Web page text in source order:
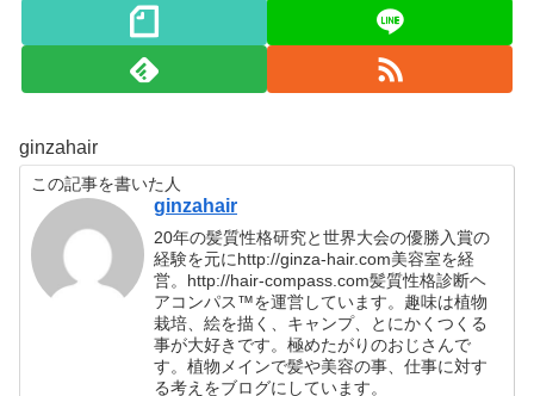
ginzahair
この記事を書いた人
ginzahair
20年の髪質性格研究と世界大会の優勝入賞の
経験を元にhttp://ginza-hair.com美容室を経
営。http://hair-compass.com髪質性格診断ヘ
アコンパス™︎を運営しています。趣味は植物
栽培、絵を描く、キャンプ、とにかくつくる
事が大好きです。極めたがりのおじさんで
す。植物メインで髪や美容の事、仕事に対す
る考えをブログにしています。